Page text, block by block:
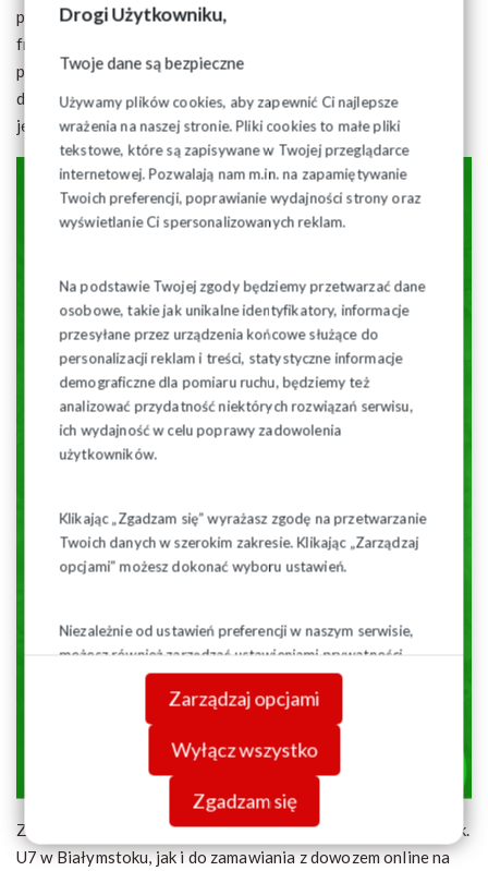
Drogi Użytkowniku,
Twoje dane są bezpieczne
Używamy plików cookies, aby zapewnić Ci najlepsze
wrażenia na naszej stronie. Pliki cookies to małe pliki
tekstowe, które są zapisywane w Twojej przeglądarce
internetowej. Pozwalają nam m.in. na zapamiętywanie
Twoich preferencji, poprawianie wydajności strony oraz
wyświetlanie Ci spersonalizowanych reklam.
Na podstawie Twojej zgody będziemy przetwarzać dane
osobowe, takie jak unikalne identyfikatory, informacje
przesyłane przez urządzenia końcowe służące do
personalizacji reklam i treści, statystyczne informacje
demograficzne dla pomiaru ruchu, będziemy też
analizować przydatność niektórych rozwiązań serwisu,
ich wydajność w celu poprawy zadowolenia
użytkowników.
Klikając „Zgadzam się” wyrażasz zgodę na przetwarzanie
Twoich danych w szerokim zakresie. Klikając „Zarządzaj
opcjami” możesz dokonać wyboru ustawień.
Niezależnie od ustawień preferencji w naszym serwisie,
możesz również zarządzać ustawieniami prywatności
swojej przeglądarki. Więcej informacji o przetwarzaniu
danych znajdziesz wPolityce prywatności.
Zarządzaj opcjami
Wyłącz wszystko
Zgadzam się
pyszne, chrupiące i pełne świeżych warzyw. Oferujemy także
frytki, opiekane ziemniaczki, talarki, sprężynki i sałatki,
przygotowywane bez dodatku tłuszczu, a także zestawy dla
dzieci. Wszystkie pozycje zostały zaprojektowane tak, aby
jeść konkretnie, ale lżej i bardziej świadomie.
Zapraszamy zarówno do lokalu przy ul. Transportowej 2D lok.
U7 w Białymstoku, jak i do zamawiania z dowozem online na